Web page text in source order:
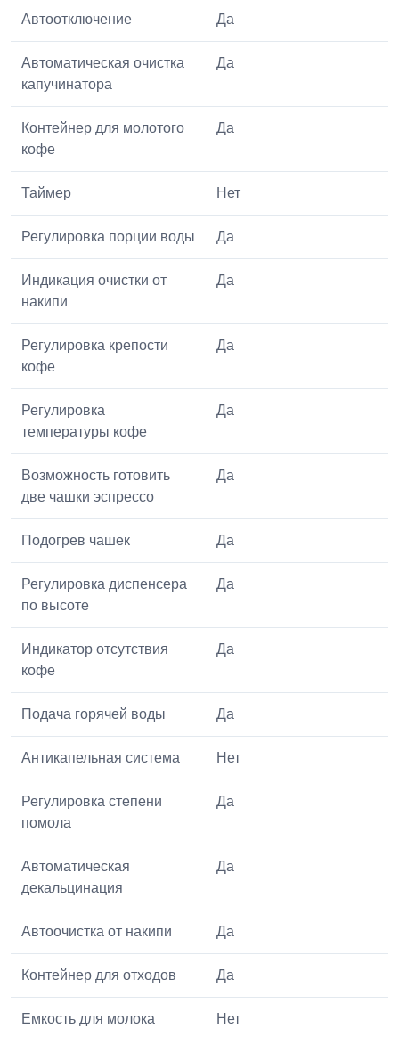
Автоотключение Да
Автоматическая очистка
капучинатора
Да
Контейнер для молотого
кофе
Да
Таймер Нет
Регулировка порции воды Да
Индикация очистки от
накипи
Да
Регулировка крепости
кофе
Да
Регулировка
температуры кофе
Да
Возможность готовить
две чашки эспрессо
Да
Подогрев чашек Да
Регулировка диспенсера
по высоте
Да
Индикатор отсутствия
кофе
Да
Подача горячей воды Да
Антикапельная система Нет
Регулировка степени
помола
Да
Автоматическая
декальцинация
Да
Автоочистка от накипи Да
Контейнер для отходов Да
Емкость для молока Нет